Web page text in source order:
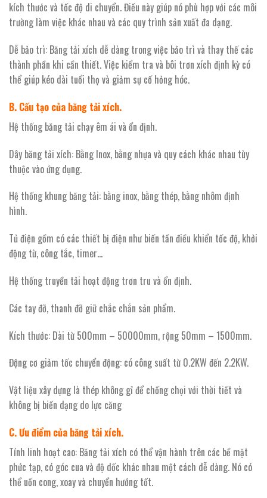
kích thước và tốc độ di chuyển. Điều này giúp nó phù hợp với các môi
trường làm việc khác nhau và các quy trình sản xuất đa dạng.
Dễ bảo trì: Băng tải xích dễ dàng trong việc bảo trì và thay thế các
thành phần khi cần thiết. Việc kiểm tra và bôi trơn xích định kỳ có
thể giúp kéo dài tuổi thọ và giảm sự cố hỏng hóc.
B. Cấu tạo của băng tải xích.
Hệ thống băng tải chạy êm ái và ổn định.
Dây băng tải xích: Bằng Inox, bằng nhựa và quy cách khác nhau tùy
thuộc vào ứng dụng.
Hệ thống khung băng tải: bằng inox, bằng thép, bằng nhôm định
hình.
Tủ điện gồm có các thiết bị điện như biến tần điều khiển tốc độ, khởi
động từ, công tắc, timer…
Hệ thống truyền tải hoạt động trơn tru và ổn định.
Các tay đỡ, thanh đỡ giữ chắc chắn sản phẩm.
Kích thước: Dài từ 500mm – 50000mm, rộng 50mm – 1500mm.
Động cơ giảm tốc chuyển động: có công suất từ 0.2KW đến 2.2KW.
Vật liệu xây dựng là thép không gỉ để chống chọi với thời tiết và
không bị biến dạng do lực căng
C. Ưu điểm của băng tải xích.
Tính linh hoạt cao: Băng tải xích có thể vận hành trên các bề mặt
phức tạp, có góc cua và độ dốc khác nhau một cách dễ dàng. Nó có
thể uốn cong, xoay và chuyển hướng tốt.